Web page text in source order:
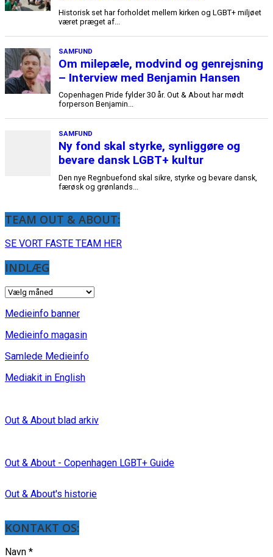
Historisk set har forholdet mellem kirken og LGBT+ miljøet
været præget af...
SAMFUND
Om milepæle, modvind og genrejsning
– Interview med Benjamin Hansen
Copenhagen Pride fylder 30 år. Out & About har mødt
forperson Benjamin...
SAMFUND
Ny fond skal styrke, synliggøre og
bevare dansk LGBT+ kultur
Den nye Regnbuefond skal sikre, styrke og bevare dansk,
færøsk og grønlands...
TEAM OUT & ABOUT:
SE VORT FASTE TEAM HER
INDLÆG
INDLÆG
Medieinfo banner
Medieinfo magasin
Samlede Medieinfo
Mediakit in English
Out & About blad arkiv
Out & About - Copenhagen LGBT+ Guide
Out & About's historie
KONTAKT OS:
Navn *